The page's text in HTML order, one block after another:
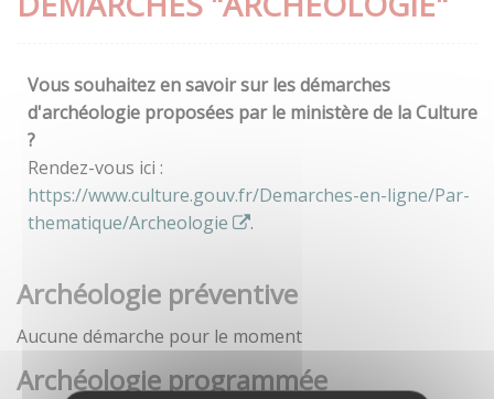
Vous souhaitez en savoir sur les démarches
d'archéologie proposées par le ministère de la Culture
?
Rendez-vous ici :
https://www.culture.gouv.fr/Demarches-en-ligne/Par-
thematique/Archeologie
.
Archéologie préventive
Aucune démarche pour le moment
Archéologie programmée